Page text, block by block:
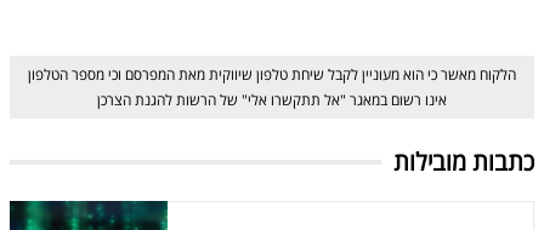
הלקוח מאשר כי הוא מעוניין לקבל שיחת טלפון שיווקית מאת המפרסם וכי מספר הטלפון
אינו רשום במאגר "אל תתקשרו אלי" של הרשות להגנת הצרכן
כתבות מובילות